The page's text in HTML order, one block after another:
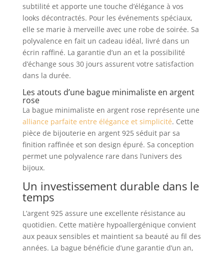
subtilité et apporte une touche d’élégance à vos
looks décontractés. Pour les événements spéciaux,
elle se marie à merveille avec une robe de soirée. Sa
polyvalence en fait un cadeau idéal, livré dans un
écrin raffiné. La garantie d’un an et la possibilité
d’échange sous 30 jours assurent votre satisfaction
dans la durée.
Les atouts d’une bague minimaliste en argent
rose
La bague minimaliste en argent rose représente une
alliance parfaite entre élégance et simplicité. Cette
pièce de bijouterie en argent 925 séduit par sa
finition raffinée et son design épuré. Sa conception
permet une polyvalence rare dans l’univers des
bijoux.
Un investissement durable dans le
temps
L’argent 925 assure une excellente résistance au
quotidien. Cette matière hypoallergénique convient
aux peaux sensibles et maintient sa beauté au fil des
années. La bague bénéficie d’une garantie d’un an,